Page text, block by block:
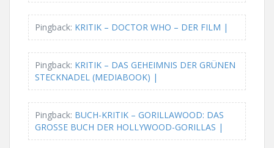
Pingback: KRITIK – DOCTOR WHO – DER FILM |
Pingback: KRITIK – DAS GEHEIMNIS DER GRÜNEN
STECKNADEL (MEDIABOOK) |
Pingback: BUCH-KRITIK – GORILLAWOOD: DAS
GROSSE BUCH DER HOLLYWOOD-GORILLAS |